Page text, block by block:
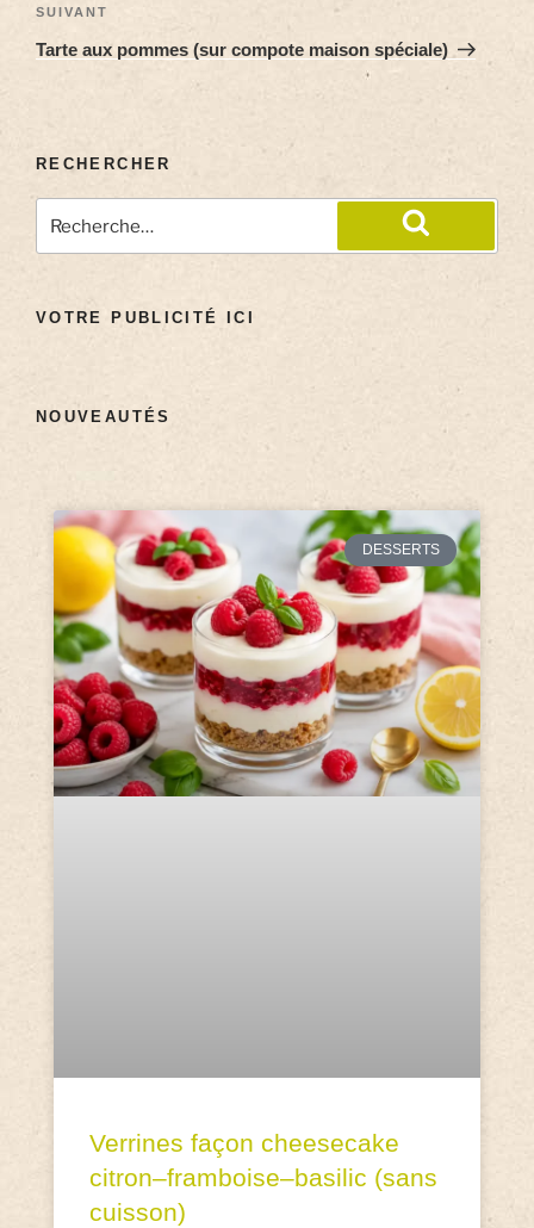
SUIVANT
Tarte aux pommes (sur compote maison spéciale)
RECHERCHER
VOTRE PUBLICITÉ ICI
NOUVEAUTÉS
DESSERTS
Verrines façon cheesecake
citron–framboise–basilic (sans
cuisson)